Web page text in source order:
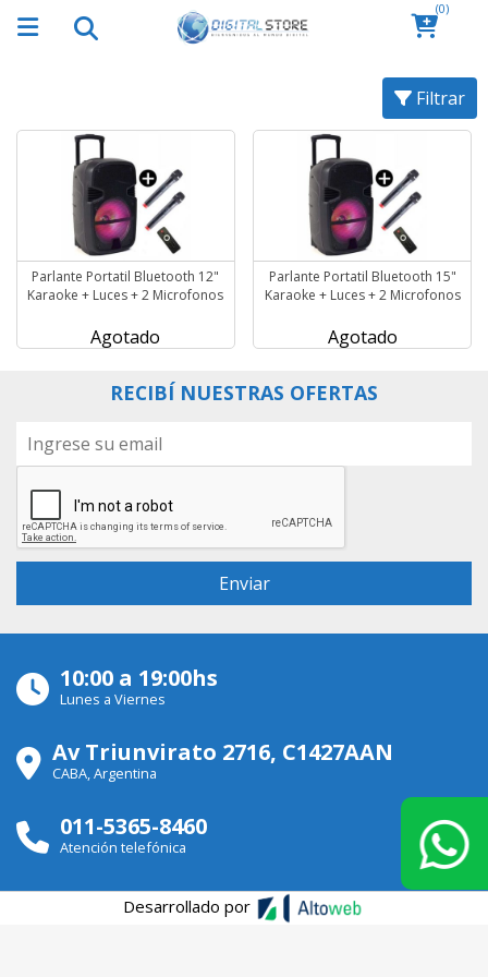
(0)
Filtrar
Parlante Portatil Bluetooth 12"
Karaoke + Luces + 2 Microfonos
Agotado
Parlante Portatil Bluetooth 15"
Karaoke + Luces + 2 Microfonos
Agotado
RECIBÍ NUESTRAS OFERTAS
10:00 a 19:00hs
Lunes a Viernes
Av Triunvirato 2716, C1427AAN
CABA, Argentina
011-5365-8460
Atención telefónica
Desarrollado por